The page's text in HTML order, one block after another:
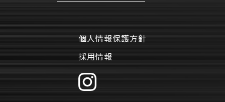
個人情報保護方針
採用情報